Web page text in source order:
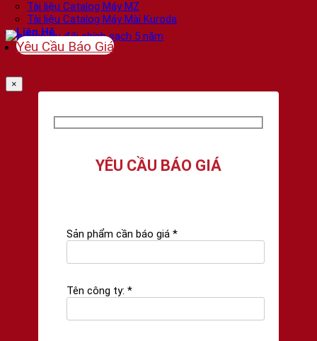
Tài liệu Catalog Máy MZ
Tài liệu Catalog Máy Mài Kuroda
Liên Hệ
Yêu Cầu Báo Giá
×
YÊU CẦU BÁO GIÁ
Sản phẩm cần báo giá *
Tên công ty: *